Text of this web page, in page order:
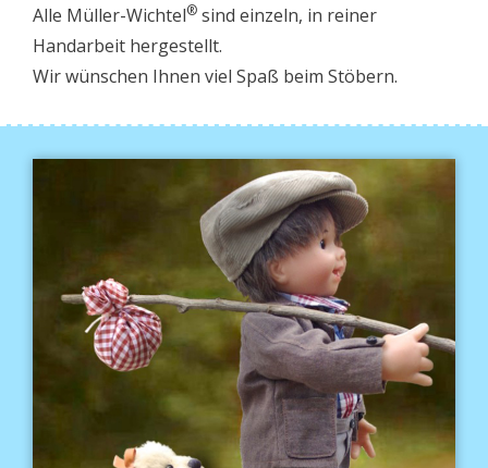
Alle Müller-Wichtel® sind einzeln, in reiner
Handarbeit hergestellt.
Wir wünschen Ihnen viel Spaß beim Stöbern.